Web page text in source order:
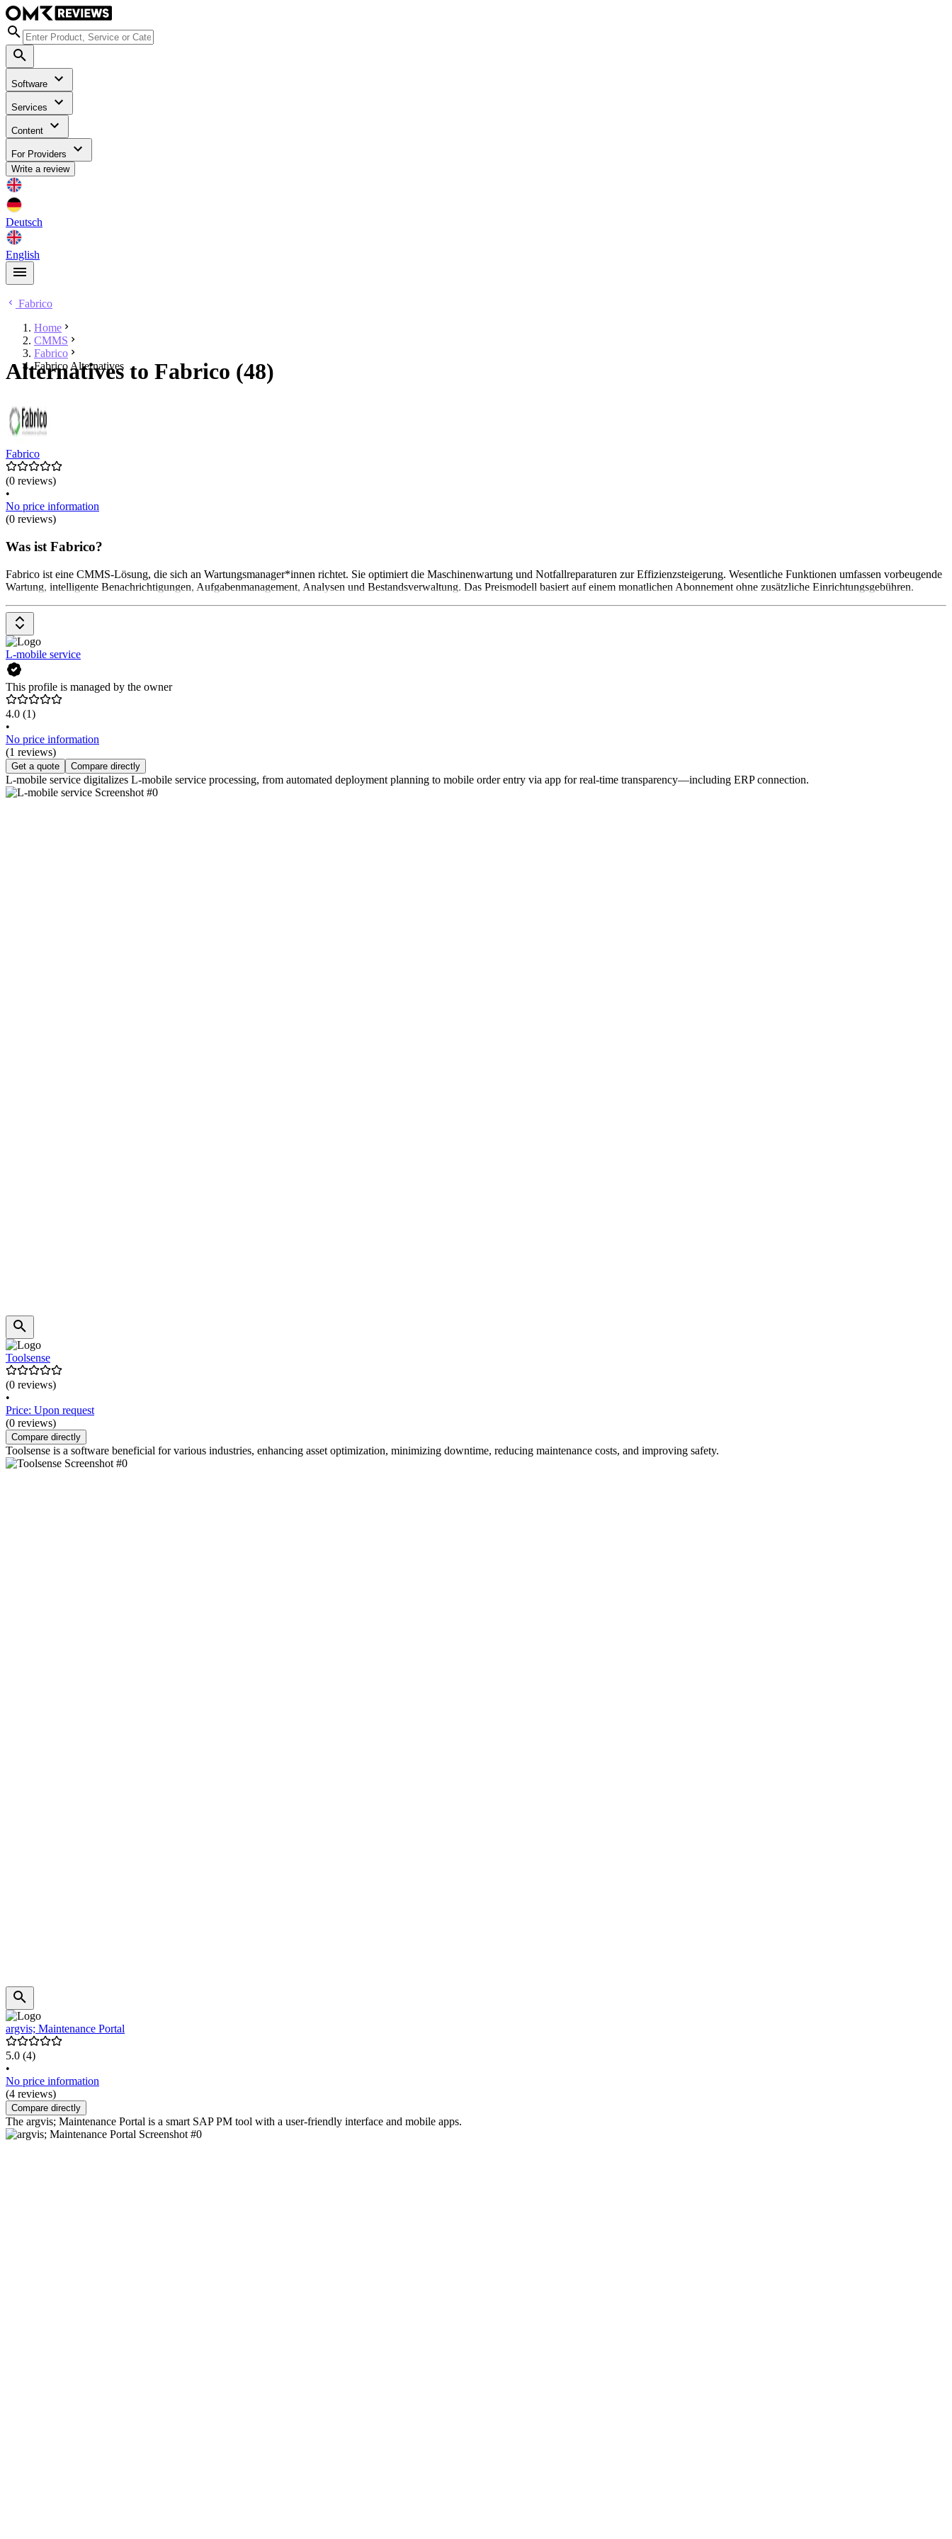
Software
Services
Content
For Providers
Write a review
Deutsch
English
Fabrico
Home
CMMS
Fabrico
Fabrico Alternatives
Alternatives to Fabrico (48)
Fabrico
(0 reviews)
•
No price information
(0 reviews)
Was ist Fabrico?
Fabrico ist eine CMMS-Lösung, die sich an Wartungsmanager*innen richtet. Sie optimiert die Maschinenwartung und Notfallreparaturen zur Effizienzsteigerung. Wesentliche Funktionen umfassen vorbeugende
Wartung, intelligente Benachrichtigungen, Aufgabenmanagement, Analysen und Bestandsverwaltung. Das Preismodell basiert auf einem monatlichen Abonnement ohne zusätzliche Einrichtungsgebühren.
L-mobile service
This profile is managed by the owner
4.0 (1)
•
No price information
(1 reviews)
Get a quote Compare directly
L-mobile service digitalizes L-mobile service processing, from automated deployment planning to mobile order entry via app for real-time transparency—including ERP connection.
Toolsense
(0 reviews)
•
Price: Upon request
(0 reviews)
Compare directly
Toolsense is a software beneficial for various industries, enhancing asset optimization, minimizing downtime, reducing maintenance costs, and improving safety.
argvis; Maintenance Portal
5.0 (4)
•
No price information
(4 reviews)
Compare directly
The argvis; Maintenance Portal is a smart SAP PM tool with a user-friendly interface and mobile apps.